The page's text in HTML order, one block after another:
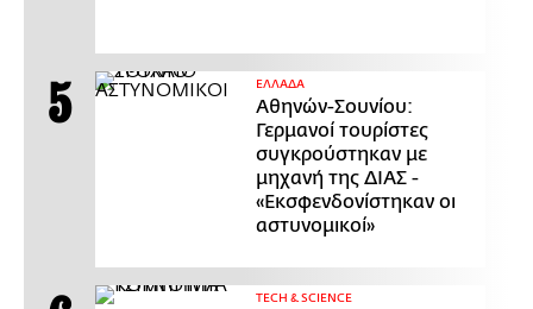
ΕΛΛΑΔΑ
Αθηνών-Σουνίου:
Γερμανοί τουρίστες
συγκρούστηκαν με
μηχανή της ΔΙΑΣ -
«Εκσφενδονίστηκαν οι
αστυνομικοί»
ΤECH & SCIENCE